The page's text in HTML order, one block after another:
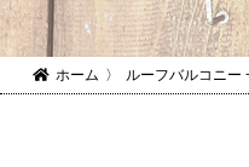
ホーム 〉 ルーフバルコニー